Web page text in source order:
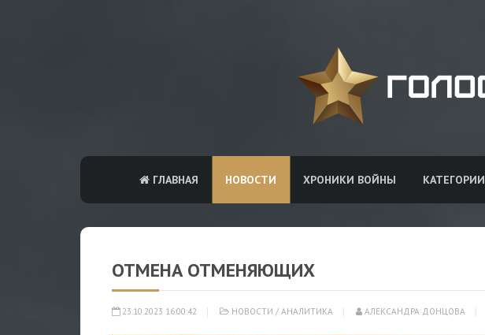
ГЛАВНАЯ НОВОСТИ ХРОНИКИ ВОЙНЫ КАТЕГОРИИ
ОТМЕНА ОТМЕНЯЮЩИХ
23.10.2023 16:00:42 НОВОСТИ / АНАЛИТИКА АЛЕКСАНДРА ДОНЦОВА